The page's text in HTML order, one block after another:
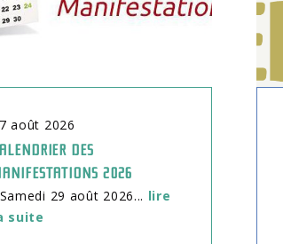
août 2026
DES
2026
Samedi 29 août 2026... lire
suite